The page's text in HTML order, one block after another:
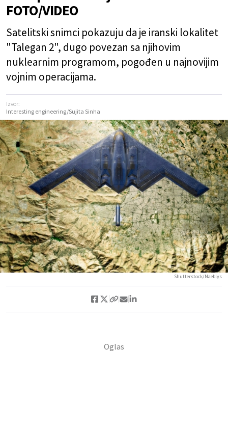
FOTO/VIDEO
Satelitski snimci pokazuju da je iranski lokalitet
"Talegan 2", dugo povezan sa njihovim
nuklearnim programom, pogođen u najnovijim
vojnim operacijama.
Izvor:
Interesting engineering/Sujita Sinha
Shutterstock/Naeblys